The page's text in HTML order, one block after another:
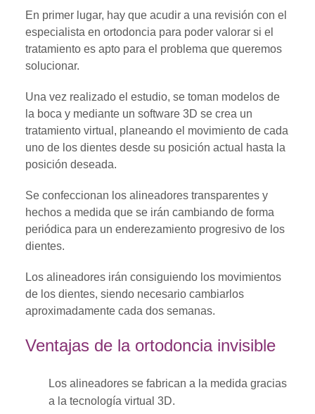
En primer lugar, hay que acudir a una revisión con el
especialista en ortodoncia para poder valorar si el
tratamiento es apto para el problema que queremos
solucionar.
Una vez realizado el estudio, se toman modelos de
la boca y mediante un software 3D se crea un
tratamiento virtual, planeando el movimiento de cada
uno de los dientes desde su posición actual hasta la
posición deseada.
Se confeccionan los alineadores transparentes y
hechos a medida que se irán cambiando de forma
periódica para un enderezamiento progresivo de los
dientes.
Los alineadores irán consiguiendo los movimientos
de los dientes, siendo necesario cambiarlos
aproximadamente cada dos semanas.
Ventajas de la ortodoncia invisible
Los alineadores se fabrican a la medida gracias
a la tecnología virtual 3D.